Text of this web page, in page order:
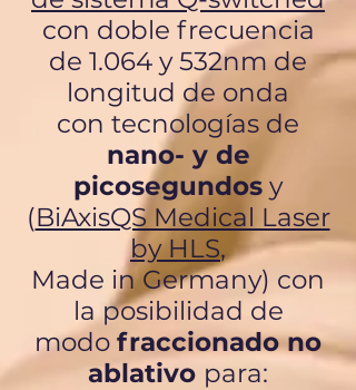
con doble frecuencia
de 1.064 y 532nm de
longitud de onda
con tecnologías de
nano- y de
picosegundos y
(BiAxisQS Medical Laser
by HLS,
Made in Germany) con
la posibilidad de
modo fraccionado no
ablativo para: